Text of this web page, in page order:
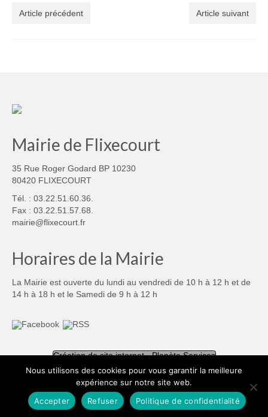
Article précédent Article suivant
Mairie de Flixecourt
35 Rue Roger Godard BP 10230
80420 FLIXECOURT
Tél. : 03.22.51.60.36.
Fax : 03.22.51.57.68.
mairie@flixecourt.fr
Horaires de la Mairie
La Mairie est ouverte du lundi au vendredi de 10 h à 12 h et de
14 h à 18 h et le Samedi de 9 h à 12 h
Création de site internet - Planète Services
Politique de confidentialité
© 2026 Mairie de Flixecourt - WordPress Theme byKadence WP
Nous utilisons des cookies pour vous garantir la meilleure
expérience sur notre site web.
Accepter
Refuser Politique de confidentialité